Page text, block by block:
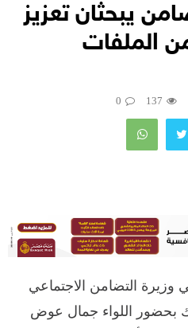
يبحثان تعزيز
الملفات
137
0
وزيرة التضامن الاجتماعي
بحضور اللواء جمال عوض